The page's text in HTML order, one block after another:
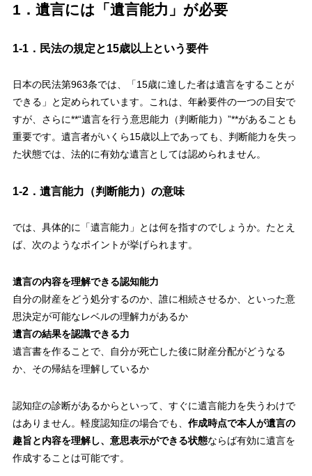
1．遺言には「遺言能力」が必要
1-1．民法の規定と15歳以上という要件
日本の民法第963条では、「15歳に達した者は遺言をすることが
できる」と定められています。これは、年齢要件の一つの目安で
すが、さらに**“遺言を行う意思能力（判断能力）”**があることも
重要です。遺言者がいくら15歳以上であっても、判断能力を失っ
た状態では、法的に有効な遺言としては認められません。
1-2．遺言能力（判断能力）の意味
では、具体的に「遺言能力」とは何を指すのでしょうか。たとえ
ば、次のようなポイントが挙げられます。
遺言の内容を理解できる認知能力
自分の財産をどう処分するのか、誰に相続させるか、といった意
思決定が可能なレベルの理解力があるか
遺言の結果を認識できる力
遺言書を作ることで、自分が死亡した後に財産分配がどうなる
か、その帰結を理解しているか
認知症の診断があるからといって、すぐに遺言能力を失うわけで
はありません。軽度認知症の場合でも、 作成時点で本人が遺言の
趣旨と内容を理解し、意思表示ができる状態ならば有効に遺言を
作成することは可能です。